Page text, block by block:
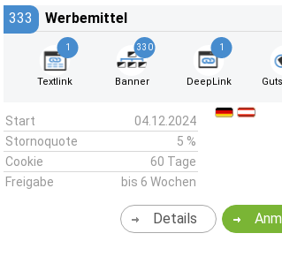
333 Werbemittel
1
Textlink
330
Banner
1
DeepLink
Start
04.12.2024
Stornoquote
5 %
Cookie
60 Tage
Freigabe
bis 6 Wochen
Details